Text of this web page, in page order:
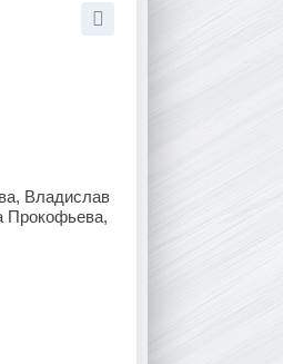
Владислав
Прокофьева,